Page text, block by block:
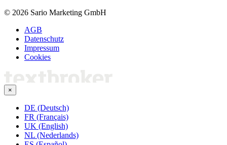
© 2026 Sario Marketing GmbH
AGB
Datenschutz
Impressum
Cookies
×
DE (Deutsch)
FR (Français)
UK (English)
NL (Nederlands)